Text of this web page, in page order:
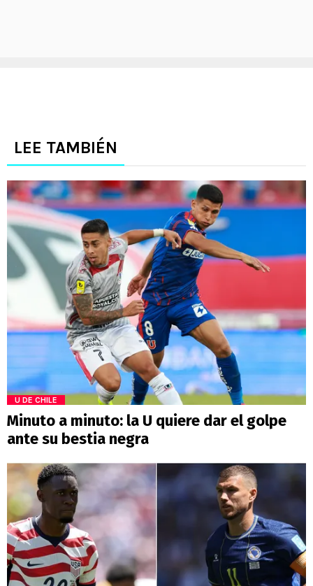
LEE TAMBIÉN
U DE CHILE
Minuto a minuto: la U quiere dar el golpe
ante su bestia negra